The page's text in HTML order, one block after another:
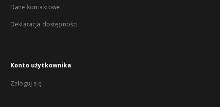
Dane kontaktowe
Deklaracja dostępności
Konto użytkownika
Zaloguj się